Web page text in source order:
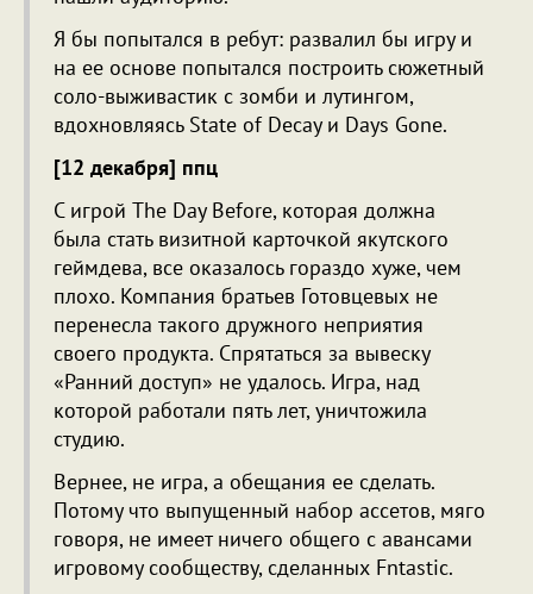
Я бы попытался в ребут: развалил бы игру и
на ее основе попытался построить сюжетный
соло-выживастик с зомби и лутингом,
вдохновляясь State of Decay и Days Gone.
[12 декабря] ппц
С игрой The Day Before, которая должна
была стать визитной карточкой якутского
геймдева, все оказалось гораздо хуже, чем
плохо. Компания братьев Готовцевых не
перенесла такого дружного неприятия
своего продукта. Спрятаться за вывеску
«Ранний доступ» не удалось. Игра, над
которой работали пять лет, уничтожила
студию.
Вернее, не игра, а обещания ее сделать.
Потому что выпущенный набор ассетов, мяго
говоря, не имеет ничего общего с авансами
игровому сообществу, сделанных Fntastic.